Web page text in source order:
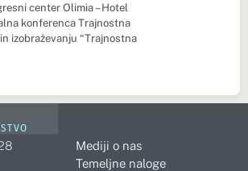
center Olimia – Hotel
konferenca Trajnostna
izobraževanju “Trajnostna
Mediji o nas
Temeljne naloge